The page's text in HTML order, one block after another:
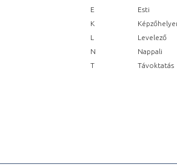
E
Esti
K
L
Levelező
N
Nappali
T
Távoktatás